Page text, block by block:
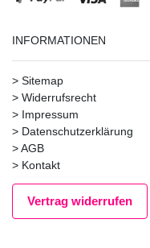
INFORMATIONEN
> Sitemap
> Widerrufsrecht
> Impressum
> Datenschutzerklärung
>AGB
> Kontakt
Vertrag widerrufen